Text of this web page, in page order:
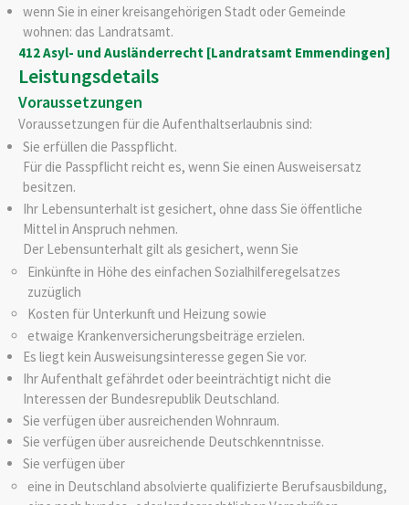
wenn Sie in einer kreisangehörigen Stadt oder Gemeinde
wohnen: das Landratsamt.
412 Asyl- und Ausländerrecht [Landratsamt Emmendingen]
Leistungsdetails
Voraussetzungen
Voraussetzungen für die Aufenthaltserlaubnis sind:
Sie erfüllen die Passpflicht.
Für die Passpflicht reicht es, wenn Sie einen Ausweisersatz
besitzen.
Ihr Lebensunterhalt ist gesichert, ohne dass Sie öffentliche
Mittel in Anspruch nehmen.
Der Lebensunterhalt gilt als gesichert, wenn Sie
Einkünfte in Höhe des einfachen Sozialhilferegelsatzes
zuzüglich
Kosten für Unterkunft und Heizung sowie
etwaige Krankenversicherungsbeiträge erzielen.
Es liegt kein Ausweisungsinteresse gegen Sie vor.
Ihr Aufenthalt gefährdet oder beeinträchtigt nicht die
Interessen der Bundesrepublik Deutschland.
Sie verfügen über ausreichenden Wohnraum.
Sie verfügen über ausreichende Deutschkenntnisse.
Sie verfügen über
eine in Deutschland absolvierte qualifizierte Berufsausbildung,